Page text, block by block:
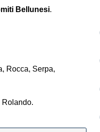
Bellunesi.
Rocca, Serpa,
Rolando.